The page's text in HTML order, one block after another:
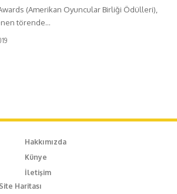
(Amerikan Oyuncular Birliği Ödülleri),
törende…
Hakkımızda
Künye
İletişim
Site Haritası